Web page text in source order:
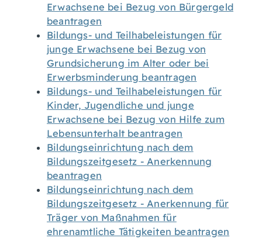
Erwachsene bei Bezug von Bürgergeld
beantragen
Bildungs- und Teilhabeleistungen für
junge Erwachsene bei Bezug von
Grundsicherung im Alter oder bei
Erwerbsminderung beantragen
Bildungs- und Teilhabeleistungen für
Kinder, Jugendliche und junge
Erwachsene bei Bezug von Hilfe zum
Lebensunterhalt beantragen
Bildungseinrichtung nach dem
Bildungszeitgesetz - Anerkennung
beantragen
Bildungseinrichtung nach dem
Bildungszeitgesetz - Anerkennung für
Träger von Maßnahmen für
ehrenamtliche Tätigkeiten beantragen